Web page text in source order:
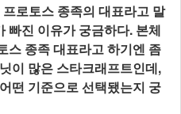
로토스 종족의 대표라고 말
빠진 이유가 궁금하다. 본체
스 종족 대표라고 하기엔 좀
이 많은 스타크래프트인데,
떤 기준으로 선택됐는지 궁